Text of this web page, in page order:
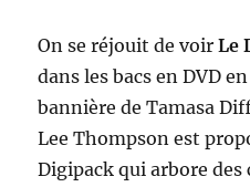
On se réjouit de voirLe
dans les bacs en DVD
bannière de Tamasa
Lee Thompson est
Digipack qui arbore